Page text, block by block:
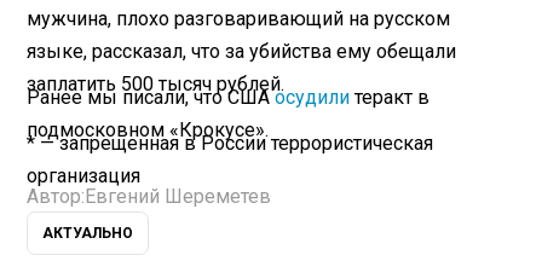
мужчина, плохо разговаривающий на русском
языке, рассказал, что за убийства ему обещали
заплатить 500 тысяч рублей.
Ранее мы писали, что СШАосудилитеракт в
подмосковном «Крокусе».
* — запрещенная в России террористическая
организация
Автор:Евгений Шереметев
АКТУАЛЬНО